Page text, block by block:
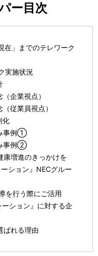
ー目次
在」までのテレワーク
実施状況
企業視点）
従業員視点）
化
事例①
事例②
増進のきっかけを
ション』NECグルー
を行う際にご活用
ション』に対する企
ばれる理由